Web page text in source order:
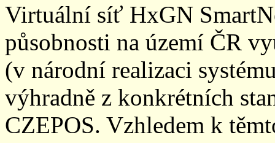
Virtuální síť HxGN
působnosti na území ČR
(v národní realizaci
výhradně z konkrétních
CZEPOS. Vzhledem k